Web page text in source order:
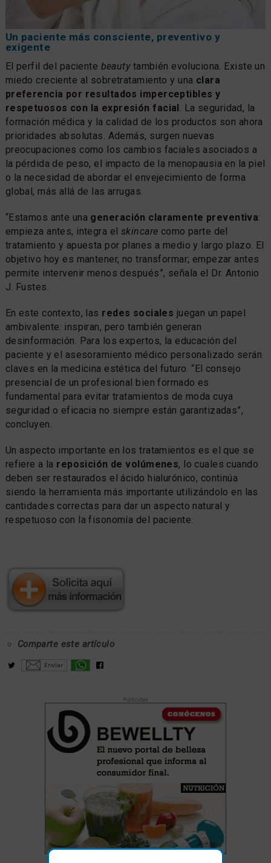
Un paciente más consciente, preventivo y
exigente
El perfil del paciente beauty también evoluciona. Existe un
miedo creciente al sobretratamiento y una clara
preferencia por resultados imperceptibles y
respetuosos con la expresión facial . La seguridad, la
formación médica y la calidad de los productos son ahora
prioridades absolutas. Además, surgen nuevas
preocupaciones como los cambios faciales asociados a
la pérdida de peso, el impacto de la menopausia en la piel
o la necesidad de abordar el envejecimiento de forma
global, más allá de las arrugas.
“Estamos ante una generación claramente preventiva:
empieza antes, integra el skincare como parte del
tratamiento y apuesta por planes a medio y largo plazo. El
objetivo hoy es mantener, no transformar; empezar antes
permite intervenir menos después”, señala el Dr. Antonio
J. Fustes.
En este contexto, las redes sociales juegan un papel
ambivalente: inspiran, pero también generan
desinformación. Para los expertos, la educación del
paciente y el asesoramiento médico personalizado serán
claves en la medicina estética del futuro. “El consejo
presencial de un profesional bien formado es
fundamental para evitar tratamientos de moda cuya
seguridad o eficacia no siempre están garantizadas”,
concluyen.
Un aspecto importante en los tratamientos es el que se
refiere a la reposición de volúmenes, lo cuales cuando
deben ser restaurados el ácido hialurónico, continúa
siendo la herramienta más importante utilizándolo en las
cantidades correctas para dar un aspecto natural y
respetuoso con la fisonomía del paciente.
Comparte este artículo